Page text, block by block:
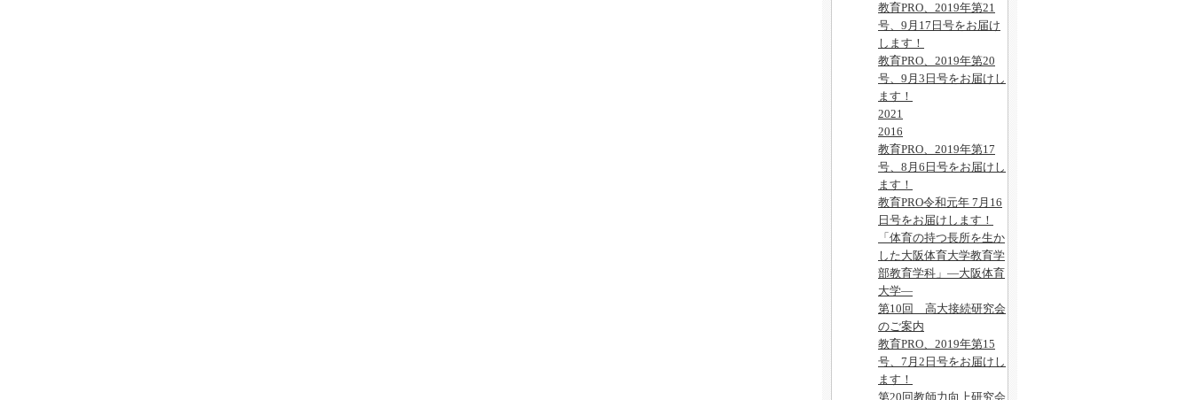
教育PRO、2019年第21
号、9月17日号をお届け
します！
教育PRO、2019年第20
号、9月3日号をお届けし
ます！
2021
2016
教育PRO、2019年第17
号、8月6日号をお届けし
ます！
教育PRO令和元年 7月16
日号をお届けします！
「体育の持つ長所を生か
した大阪体育大学教育学
部教育学科」―大阪体育
大学―
第10回 高大接続研究会
のご案内
教育PRO、2019年第15
号、7月2日号をお届けし
ます！
第20回教師力向上研究会